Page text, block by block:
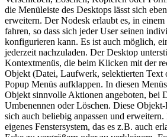
die Menüleiste des Desktops lässt sich
erweitern. Der Nodesk erlaubt es, in
fahren, so dass sich jeder User seinen
konfigurieren kann. Es ist auch möglich,
jederzeit nachzuladen. Der Desktop
Kontextmenüs, die beim Klicken mit der
Objekt (Datei, Laufwerk, selektierten Text
Popup Menüs aufklappen. In diesen
Objekt sinnvolle Aktionen angeboten, bei
Umbenennen oder Löschen. Diese
sich auch beliebig anpassen und
eigenes Fenstersystem, das es z.B. auch